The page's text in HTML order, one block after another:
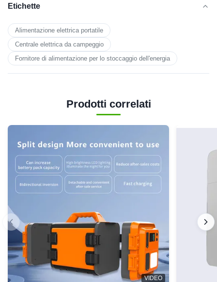
Etichette
Alimentazione elettrica portatile
Centrale elettrica da campeggio
Fornitore di alimentazione per lo stoccaggio dell'energia
Prodotti correlati
VIDEO